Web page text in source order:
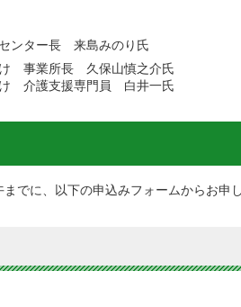
ンター長 来島みのり氏
事業所長 久保山慎之介氏
介護支援専門員 白井一氏
でに、以下の申込みフォームからお申